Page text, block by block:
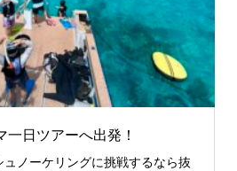
一日ツアーへ出発！
ノーケリングに挑戦するなら抜